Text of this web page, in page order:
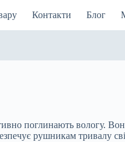
Контакти Блог
поглинають вологу.
рушникам тривалу